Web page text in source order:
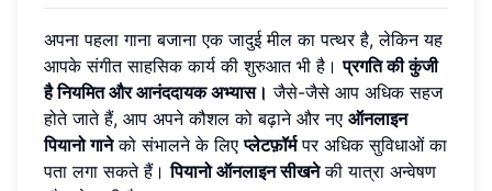
अपना पहला गाना बजाना एक जादुई मील का पत्थर है, लेकिन यह
आपके संगीत साहसिक कार्य की शुरुआत भी है।प्रगति की कुंजी
है नियमित और आनंददायक अभ्यास। जैसे-जैसे आप अधिक सहज
होते जाते हैं, आप अपने कौशल को बढ़ाने और नए ऑनलाइन
पियानो गानेको संभालने के लिएप्लेटफ़ॉर्मपर अधिक सुविधाओं का
पता लगा सकते हैं।पियानो ऑनलाइन सीखनेकी यात्रा अन्वेषण